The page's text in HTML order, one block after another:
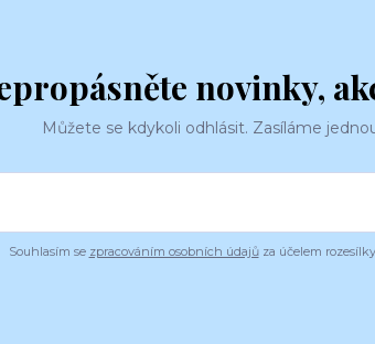
novinky,
Můžete se kdykoli odhlásit. Zasíláme
Souhlasím se zpracováním osobních údajůza účelem